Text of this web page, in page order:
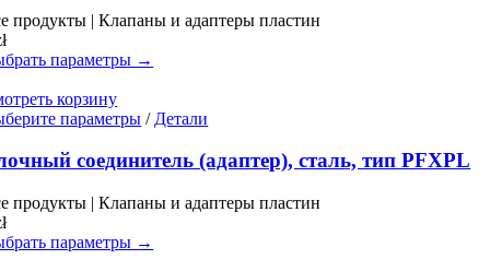
можно
на
продукты | Клапаны и адаптеры пластин
параметры →
корзину
параметры Этот
имеет
несколько
вариаций.
Опции
выбрать
/ Детали
соединитель (адаптер), сталь, тип PFXPL
продукты | Клапаны и адаптеры пластин
параметры →